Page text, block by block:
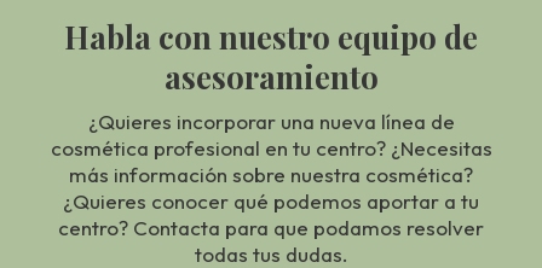
Habla con nuestro equipo de
asesoramiento
¿Quieres incorporar una nueva línea de
cosmética profesional en tu centro? ¿Necesitas
más información sobre nuestra cosmética?
¿Quieres conocer qué podemos aportar a tu
centro? Contacta para que podamos resolver
todas tus dudas.